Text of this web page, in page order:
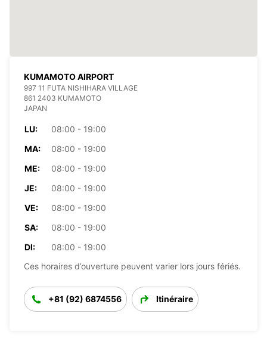
KUMAMOTO AIRPORT
997 11 FUTA NISHIHARA VILLAGE
861 2403 KUMAMOTO
JAPAN
LU:
08:00 - 19:00
MA:
08:00 - 19:00
ME:
08:00 - 19:00
JE:
08:00 - 19:00
VE:
08:00 - 19:00
SA:
08:00 - 19:00
DI:
08:00 - 19:00
Ces horaires d’ouverture peuvent varier lors jours fériés.
+81 (92) 6874556 Itinéraire